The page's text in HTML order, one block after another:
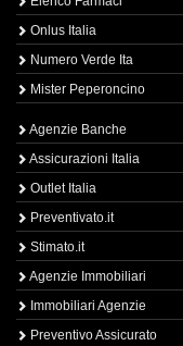
Onlus Italia
Numero Verde Ita
Mister Peperoncino
Agenzie Banche
Assicurazioni Italia
Outlet Italia
Preventivato.it
Stimato.it
Agenzie Immobiliari
Immobiliari Agenzie
Preventivo Assicurato